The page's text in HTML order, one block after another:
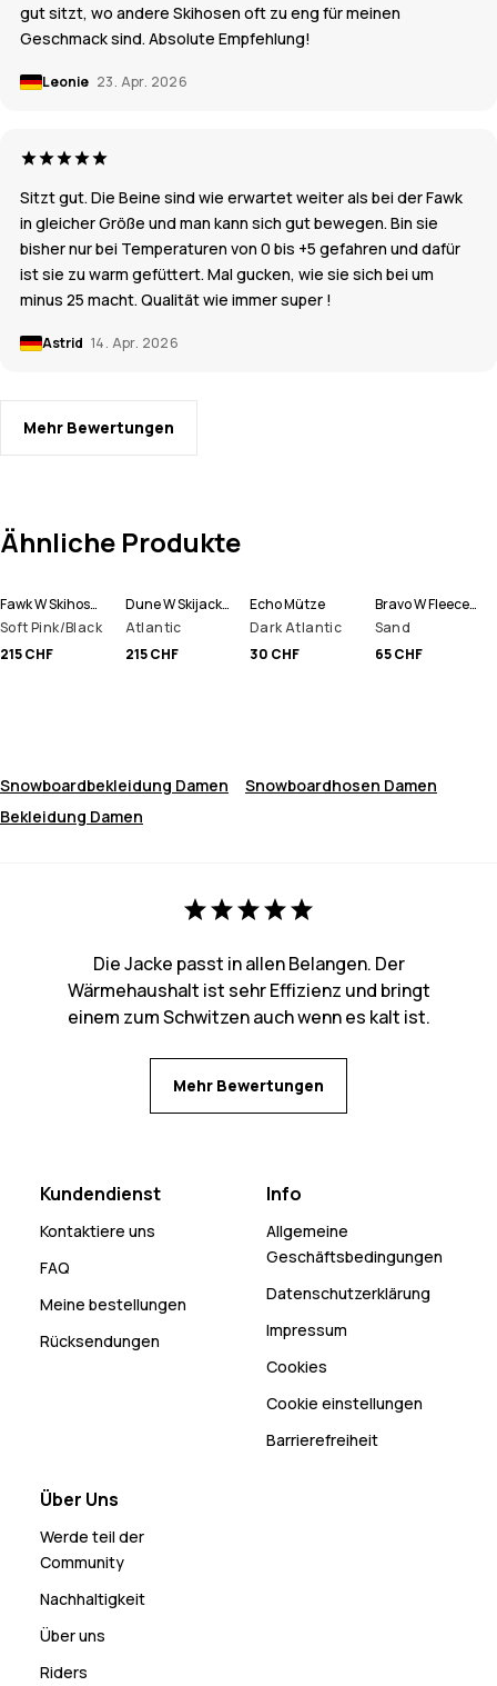
gut sitzt, wo andere Skihosen oft zu eng für meinen
Geschmack sind. Absolute Empfehlung!
Leonie 23. Apr. 2026
Sitzt gut. Die Beine sind wie erwartet weiter als bei der Fawk
in gleicher Größe und man kann sich gut bewegen. Bin sie
bisher nur bei Temperaturen von 0 bis +5 gefahren und dafür
ist sie zu warm gefüttert. Mal gucken, wie sie sich bei um
minus 25 macht. Qualität wie immer super !
Astrid 14. Apr. 2026
Mehr Bewertungen
Ähnliche Produkte
Fawk W Skihose Damen
Soft Pink/Black
215 CHF
Dune W Skijacke Damen
Atlantic
215 CHF
Echo Mütze
Dark Atlantic
30 CHF
Bravo W Fleecepullover Damen
Sand
65 CHF
Snowboardbekleidung Damen
Snowboardhosen Damen
Bekleidung Damen
Die Jacke passt in allen Belangen. Der
Wärmehaushalt ist sehr Effizienz und bringt
einem zum Schwitzen auch wenn es kalt ist.
Mehr Bewertungen
Kundendienst
Kontaktiere uns
FAQ
Meine bestellungen
Rücksendungen
Info
Allgemeine
Geschäftsbedingungen
Datenschutzerklärung
Impressum
Cookies
Cookie einstellungen
Barrierefreiheit
Über Uns
Werde teil der
Community
Nachhaltigkeit
Über uns
Riders